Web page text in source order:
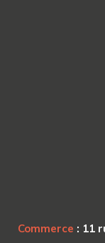
Commerce : 11